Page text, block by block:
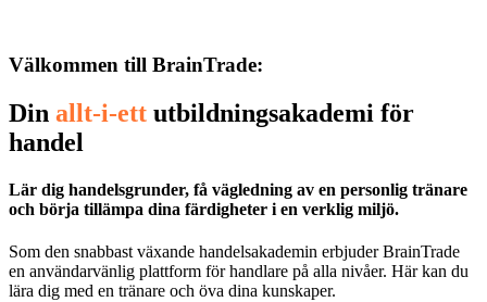
Välkommen till BrainTrade:
Din allt-i-ett utbildningsakademi för
handel
Lär dig handelsgrunder, få vägledning av en personlig tränare
och börja tillämpa dina färdigheter i en verklig miljö.
Som den snabbast växande handelsakademin erbjuder BrainTrade
en användarvänlig plattform för handlare på alla nivåer. Här kan du
lära dig med en tränare och öva dina kunskaper.